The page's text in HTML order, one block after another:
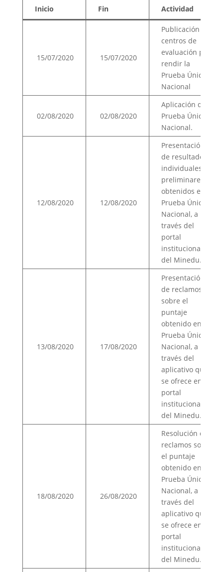
Inicio Fin Actividad
15/07/2020 15/07/2020
Publicación de
centros de
evaluación para
rendir la
Prueba Única
Nacional
02/08/2020 02/08/2020
Aplicación de la
Prueba Única
Nacional.
12/08/2020 12/08/2020
Presentación
de resultados
individuales
preliminares
obtenidos en la
Prueba Única
Nacional, a
través del
portal
institucional
del Minedu.
13/08/2020 17/08/2020
Presentación
de reclamos
sobre el
puntaje
obtenido en la
Prueba Única
Nacional, a
través del
aplicativo que
se ofrece en el
portal
institucional
del Minedu.
18/08/2020 26/08/2020
Resolución de
reclamos sobre
el puntaje
obtenido en la
Prueba Única
Nacional, a
través del
aplicativo que
se ofrece en el
portal
institucional
del Minedu.